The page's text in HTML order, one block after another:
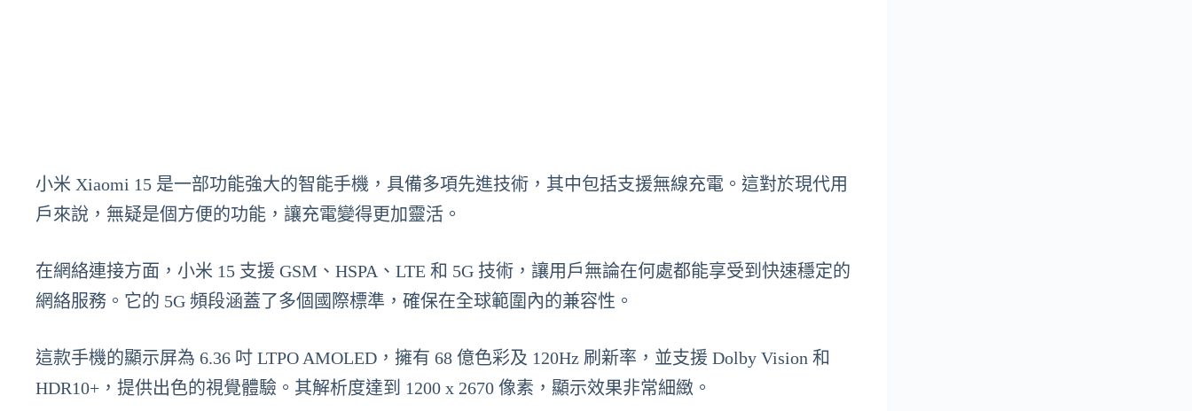
小米 Xiaomi 15 是一部功能強大的智能手機，具備多項先進技術，其中包括支援無線充電。這對於現代用
戶來說，無疑是個方便的功能，讓充電變得更加靈活。
在網絡連接方面，小米 15 支援 GSM、HSPA、LTE 和 5G 技術，讓用戶無論在何處都能享受到快速穩定的
網絡服務。它的 5G 頻段涵蓋了多個國際標準，確保在全球範圍內的兼容性。
這款手機的顯示屏為 6.36 吋 LTPO AMOLED，擁有 68 億色彩及 120Hz 刷新率，並支援 Dolby Vision 和
HDR10+，提供出色的視覺體驗。其解析度達到 1200 x 2670 像素，顯示效果非常細緻。